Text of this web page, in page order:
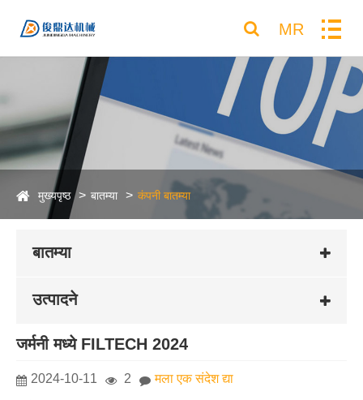
MR
मुख्यपृष्ठ बातम्या कंपनी बातम्या
बातम्या
उत्पादने
जर्मनी मध्ये FILTECH 2024
2024-10-11 2 मला एक संदेश द्या